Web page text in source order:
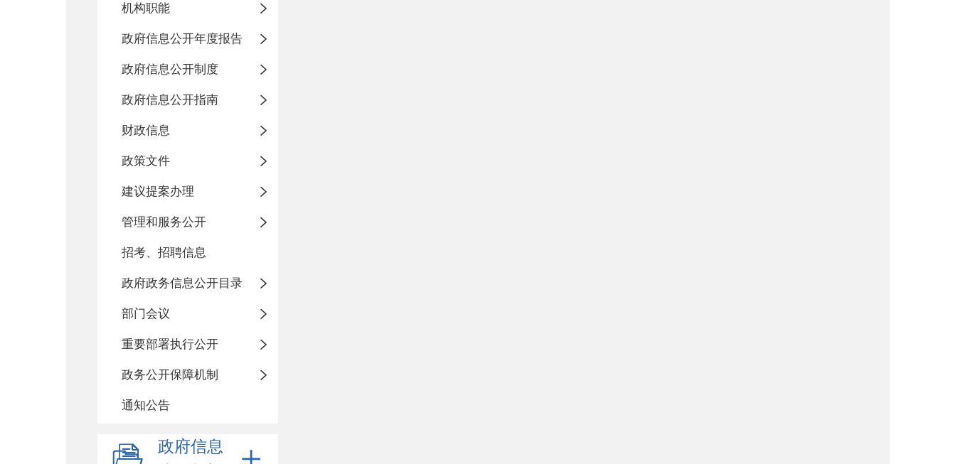
机构职能
政府信息公开年度报告
政府信息公开制度
政府信息公开指南
财政信息
政策文件
建议提案办理
管理和服务公开
招考、招聘信息
政府政务信息公开目录
部门会议
重要部署执行公开
政务公开保障机制
通知公告
政府信息